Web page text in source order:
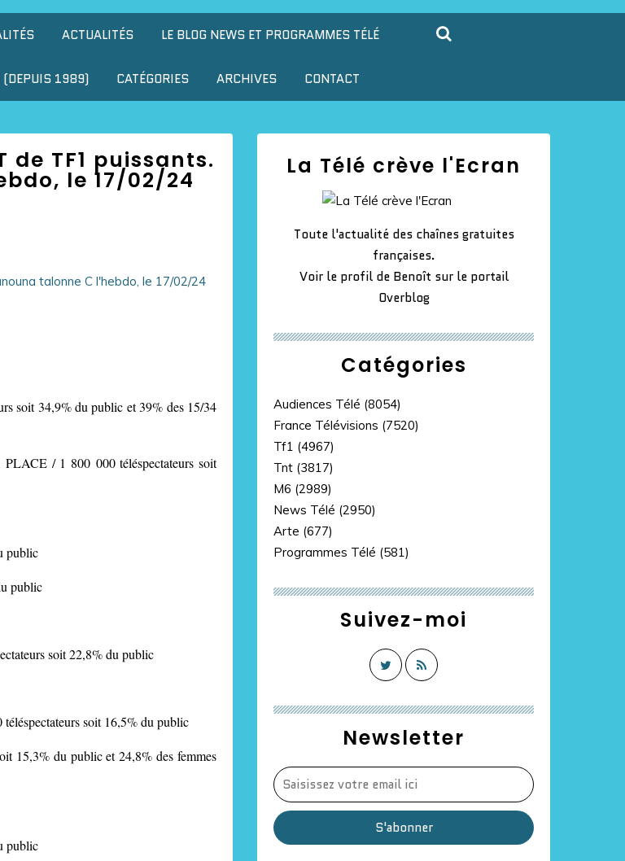
ACTUALITÉS LE BLOG NEWS ET PROGRAMMES TÉLÉ
(DEPUIS 1989) CATÉGORIES ARCHIVES CONTACT
de TF1 puissants.
le 17/02/24
soit 34,9% du public et 39% des 15/34
/ 1 800 000 téléspectateurs soit
public
public
soit 22,8% du public
soit 16,5% du public
15,3% du public et 24,8% des femmes
public
Newsletter
Catégories
Audiences Télé (8054)
France Télévisions (7520)
Tf1 (4967)
Tnt (3817)
M6 (2989)
News Télé (2950)
Arte (677)
Programmes Télé (581)
La Télé crève l'Ecran
Toute l'actualité des chaînes gratuites
françaises.
Voir le profil de Benoît sur le portail
Overblog
Suivez-moi